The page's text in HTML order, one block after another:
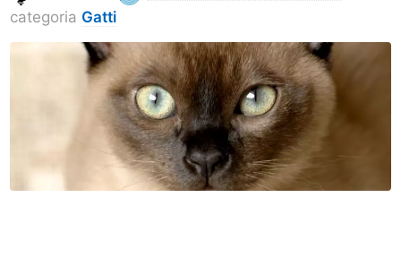
categoria Gatti